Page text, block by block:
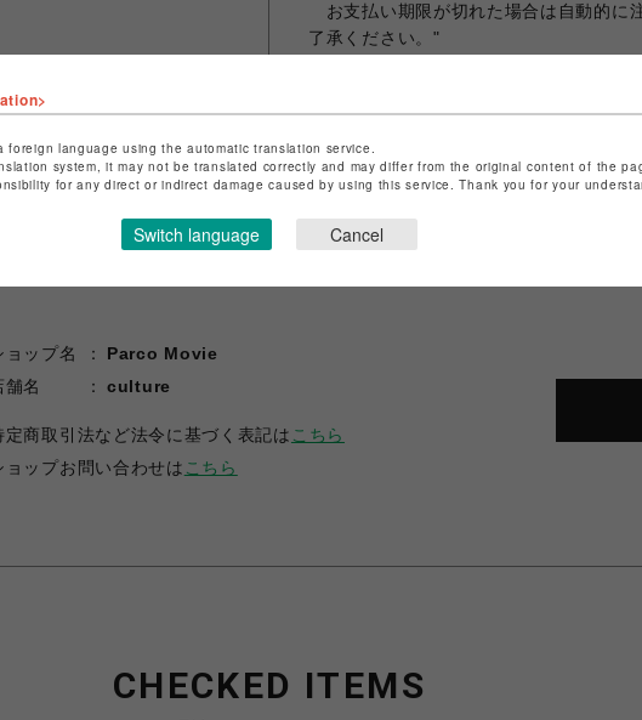
お支払い期限が切れた場合は自動的に
了承ください。"
シェアする
ョップ名
Parco Movie
舗名
culture
定商取引法など法令に基づく表記は こちら
ョップお問い合わせは こちら
CHECKED ITEMS
foreign language using the automatic translation service.
system, it may not be translated correctly and may differ from the original content of the
for any direct or indirect damage caused by using this service. Thank you for your
Switch language Cancel